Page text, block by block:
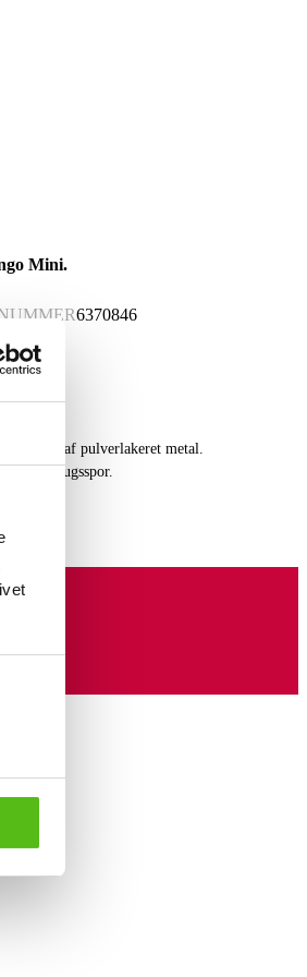
Mini.
6370846
Stel af pulverlakeret metal.
med brugsspor.